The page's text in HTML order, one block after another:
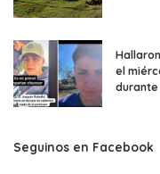
el
durante
Seguinos en Facebook